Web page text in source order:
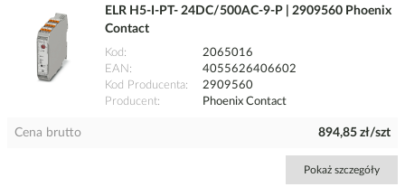
ELR H5-I-PT- 24DC/500AC-9-P | 2909560 Phoenix
Contact
Kod
2065016
EAN
4055626406602
Kod Producenta
2909560
Producent
Phoenix Contact
Cena brutto 894,85 zł/szt
Pokaż szczegóły